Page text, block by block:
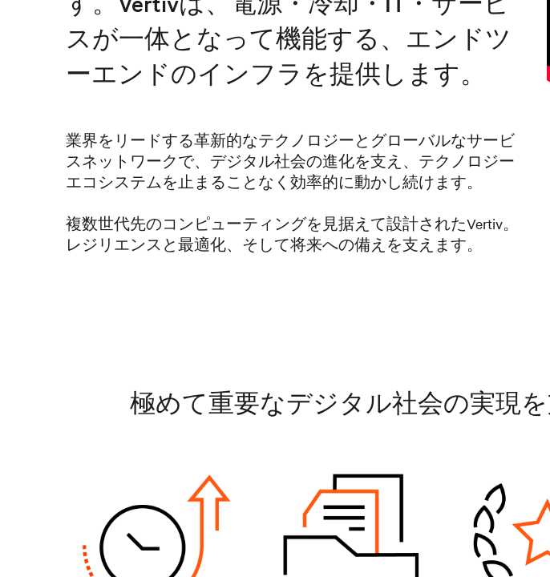
スが一体となって機能する、エンドツ
ーエンドのインフラを提供します。
業界をリードする革新的なテクノロジーとグローバルなサービ
スネットワークで、デジタル社会の進化を支え、テクノロジー
エコシステムを止まることなく効率的に動かし続けます。
複数世代先のコンピューティングを見据えて設計されたVertiv。
レジリエンスと最適化、そして将来への備えを支えます。
極めて重要なデジタル社会の実現